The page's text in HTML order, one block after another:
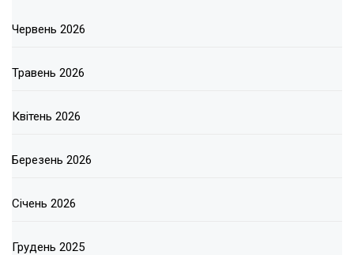
Червень 2026
Травень 2026
Квітень 2026
Березень 2026
Січень 2026
Грудень 2025